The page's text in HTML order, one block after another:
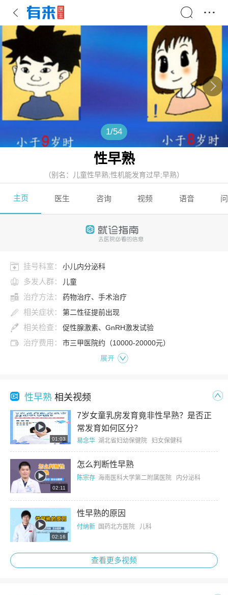
1/54
性早熟
（别名：儿童性早熟;性机能发育过早;早熟）
主页 医生 咨询 视频 语音
挂号科室： 小儿内分泌科
多发人群： 儿童
治疗方法： 药物治疗、手术治疗
相关症状： 第二性征提前出现
相关检查： 促性腺激素、GnRH激发试验
治疗费用： 市三甲医院约（10000-20000元）
性早熟 相关视频
01:03
7岁女童乳房发育竟非性早熟？是否正
常发育如何区分？
易念华 湖北省妇幼保健院 妇女保健科
02:11
怎么判断性早熟
陈宗存 海南医科大学第二附属医院 内分泌科
02:16
性早熟的原因
付纳新 国药北方医院 儿科
查看更多视频